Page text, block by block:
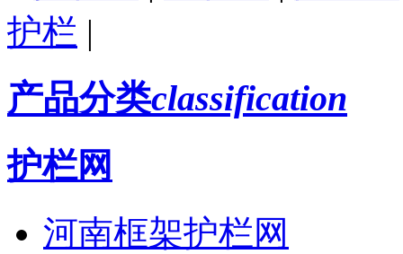
护栏 |
产品分类classification
护栏网
河南框架护栏网